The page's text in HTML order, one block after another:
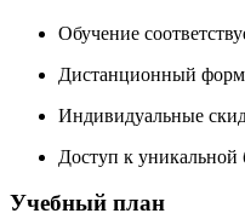
Обучение
Дистанционный
Индивидуальные
Доступ к уникальной
Учебный план